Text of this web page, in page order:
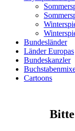
Bundesländer
Länder Europas
Bundeskanzler
Cartoons